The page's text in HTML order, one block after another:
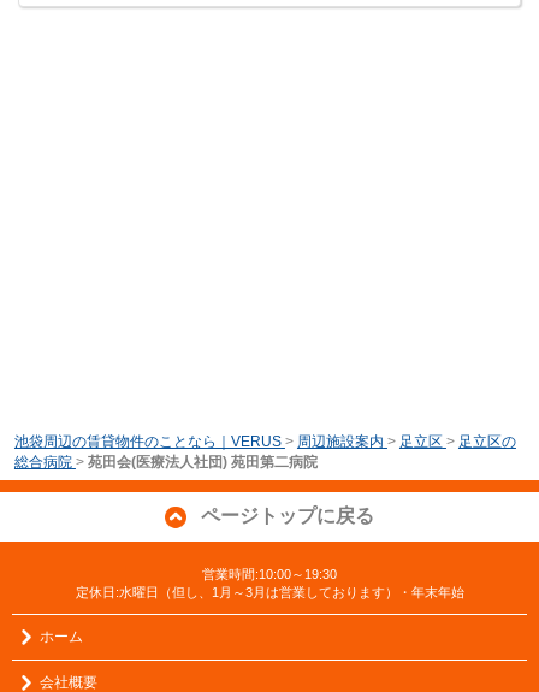
池袋周辺の賃貸物件のことなら｜VERUS > 周辺施設案内 > 足立区 > 足立区の
総合病院 > 苑田会(医療法人社団) 苑田第二病院
ページトップに戻る
営業時間:10:00～19:30
定休日:水曜日（但し、1月～3月は営業しております）・年末年始
ホーム
会社概要